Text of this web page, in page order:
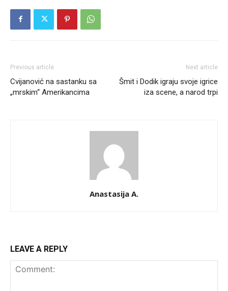
Previous article
Cvijanović na sastanku sa
„mrskim“ Amerikancima
Next article
Šmit i Dodik igraju svoje igrice
iza scene, a narod trpi
Anastasija A.
LEAVE A REPLY